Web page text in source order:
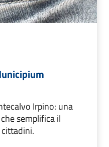
Irpino: una
semplifica il